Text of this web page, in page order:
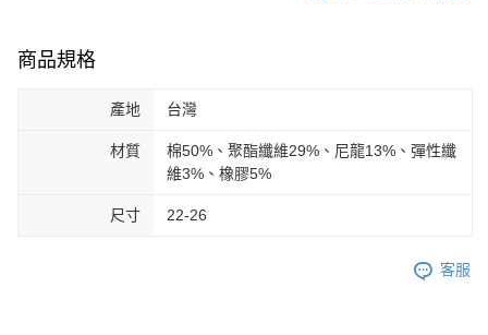
商品規格
產地 台灣
材質
棉50%、聚酯纖維29%、尼龍13%、彈性纖
維3%、橡膠5%
尺寸 22-26
客服